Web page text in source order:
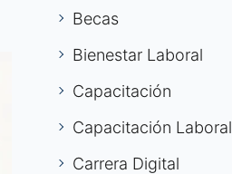
Becas
Bienestar Laboral
Capacitación
Capacitación Laboral
Carrera Digital